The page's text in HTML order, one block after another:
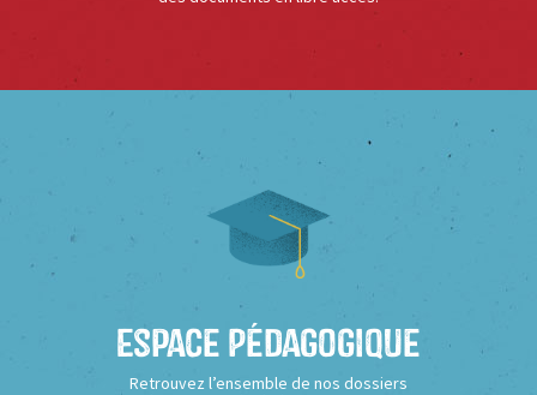
Espace Pédagogique
Retrouvez l’ensemble de nos dossiers